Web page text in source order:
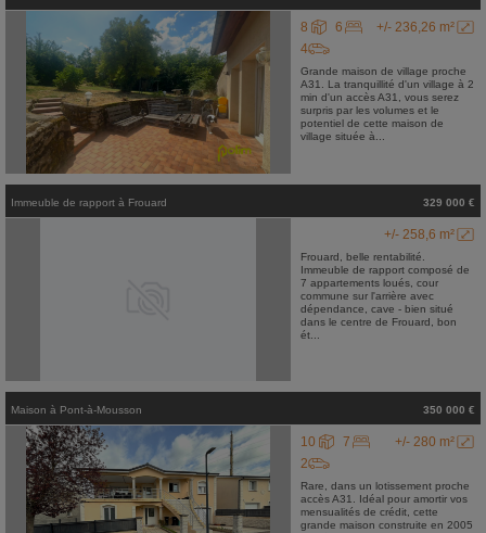
+/- 236,26 m²
8
6
4
Grande maison de village proche
A31. La tranquillité d'un village à 2
min d'un accès A31, vous serez
surpris par les volumes et le
potentiel de cette maison de
village située à...
Immeuble de rapport à Frouard 329 000 €
+/- 258,6 m²
Frouard, belle rentabilité.
Immeuble de rapport composé de
7 appartements loués, cour
commune sur l'arrière avec
dépendance, cave - bien situé
dans le centre de Frouard, bon
ét...
Maison à Pont-à-Mousson 350 000 €
+/- 280 m²
10
7
2
Rare, dans un lotissement proche
accès A31. Idéal pour amortir vos
mensualités de crédit, cette
grande maison construite en 2005